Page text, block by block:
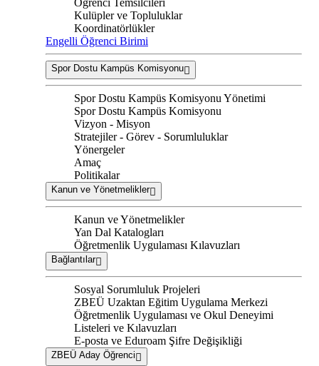
Öğrenci Temsilcileri
Kulüpler ve Topluluklar
Koordinatörlükler
Engelli Öğrenci Birimi
Spor Dostu Kampüs Komisyonu
Spor Dostu Kampüs Komisyonu Yönetimi
Spor Dostu Kampüs Komisyonu
Vizyon - Misyon
Stratejiler - Görev - Sorumluluklar
Yönergeler
Amaç
Politikalar
Kanun ve Yönetmelikler
Kanun ve Yönetmelikler
Yan Dal Katalogları
Öğretmenlik Uygulaması Kılavuzları
Bağlantılar
Sosyal Sorumluluk Projeleri
ZBEÜ Uzaktan Eğitim Uygulama Merkezi
Öğretmenlik Uygulaması ve Okul Deneyimi
Listeleri ve Kılavuzları
E-posta ve Eduroam Şifre Değişikliği
ZBEÜ Aday Öğrenci